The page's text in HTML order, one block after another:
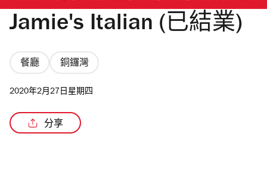
Jamie's Italian (已結業)
餐廳 銅鑼灣
2020年2月27日星期四
分享